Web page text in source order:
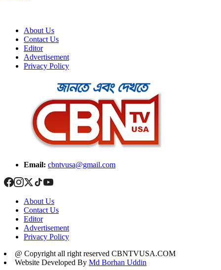
About Us
Contact Us
Editor
Advertisement
Privacy Policy
Email: cbntvusa@gmail.com
About Us
Contact Us
Editor
Advertisement
Privacy Policy
@ Copyright all right reserved CBNTVUSA.COM
Website Developed By Md Borhan Uddin